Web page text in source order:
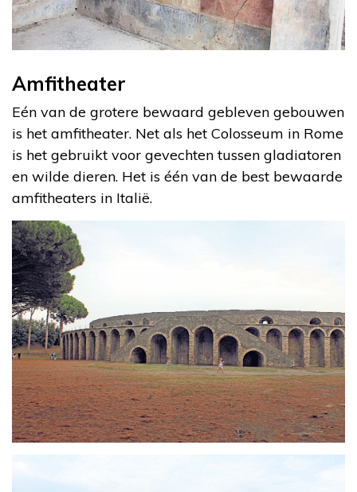
Amfitheater
Eén van de grotere bewaard gebleven gebouwen
is het amfitheater. Net als het Colosseum in Rome
is het gebruikt voor gevechten tussen gladiatoren
en wilde dieren. Het is één van de best bewaarde
amfitheaters in Italië.